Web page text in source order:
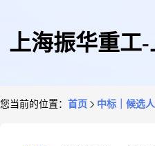
上海振华重工
您当前的位置： 首页 中标｜候选